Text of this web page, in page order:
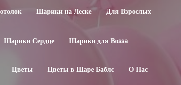
Шарики на Леске Для Взрослых
Шарики Сердце Шарики для Воssa
Цветы Цветы в Шаре Баблс О Нас